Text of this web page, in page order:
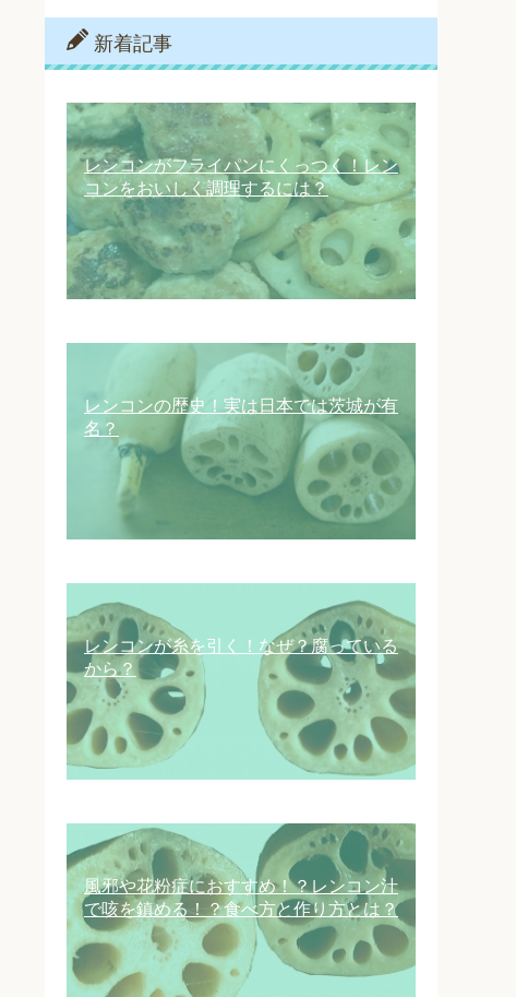
新着記事
レンコンがフライパンにくっつく！レン
コンをおいしく調理するには？
レンコンの歴史！実は日本では茨城が有
名？
レンコンが糸を引く！なぜ？腐っている
から？
風邪や花粉症におすすめ！？レンコン汁
で咳を鎮める！？食べ方と作り方とは？